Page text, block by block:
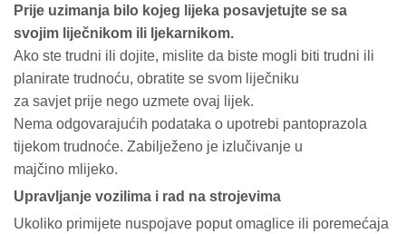
Prije uzimanja bilo kojeg lijeka posavjetujte se sa
svojim liječnikom ili ljekarnikom.
Ako ste trudni ili dojite, mislite da biste mogli biti trudni ili
planirate trudnoću, obratite se svom liječniku
za savjet prije nego uzmete ovaj lijek.
Nema odgovarajućih podataka o upotrebi pantoprazola
tijekom trudnoće. Zabilježeno je izlučivanje u
majčino mlijeko.
Upravljanje vozilima i rad na strojevima
Ukoliko primijete nuspojave poput omaglice ili poremećaja